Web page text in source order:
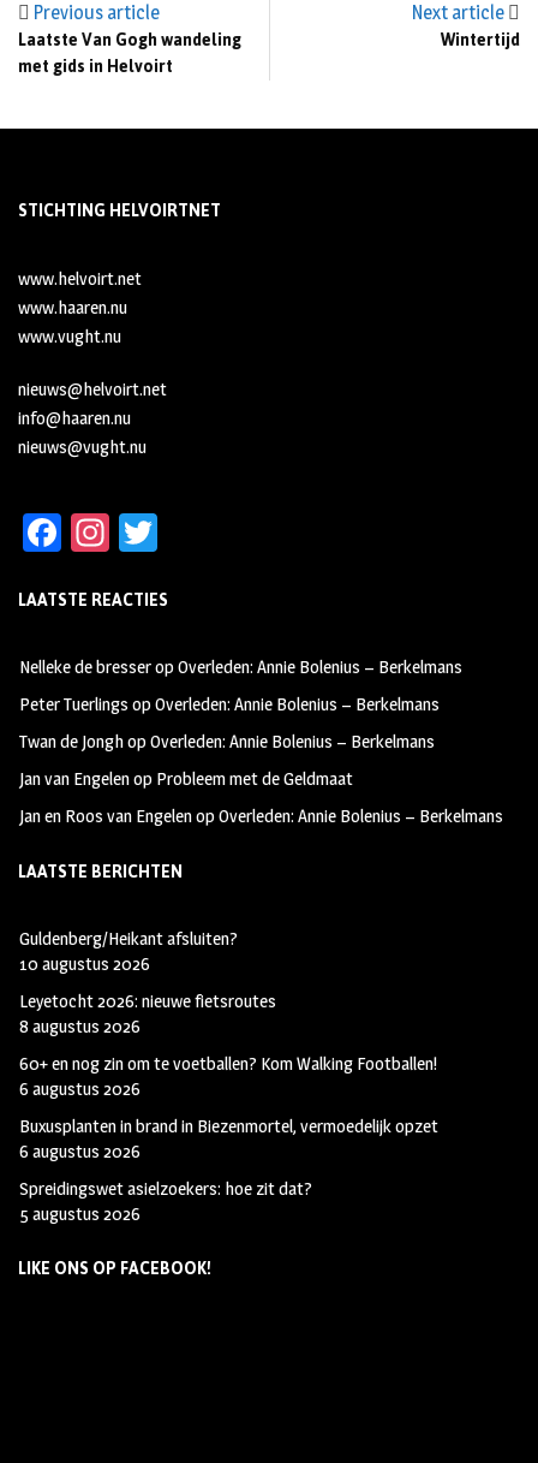
Previous article
Laatste Van Gogh wandeling
met gids in Helvoirt
Next article
Wintertijd
STICHTING HELVOIRTNET
www.helvoirt.net
www.haaren.nu
www.vught.nu
nieuws@helvoirt.net
info@haaren.nu
nieuws@vught.nu
Fa
b
oo
k
In
ag
m
tt
LAATSTE REACTIES
Nelleke de bresseropOverleden: Annie Bolenius – Berkelmans
Peter Tuerlings opOverleden: Annie Bolenius – Berkelmans
Twan de JonghopOverleden: Annie Bolenius – Berkelmans
Jan van Engelenop Probleem met de Geldmaat
Jan en Roos van EngelenopOverleden: Annie Bolenius – Berkelmans
LAATSTE BERICHTEN
Guldenberg/Heikant afsluiten?
10 augustus 2026
Leyetocht 2026: nieuwe fietsroutes
8 augustus 2026
60+ en nog zin om te voetballen? Kom Walking Footballen!
6 augustus 2026
Buxusplanten in brand in Biezenmortel, vermoedelijk opzet
6 augustus 2026
Spreidingswet asielzoekers: hoe zit dat?
5 augustus 2026
LIKE ONS OP FACEBOOK!